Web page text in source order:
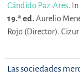
Cándido Paz-Ares. In
19.ª ed.Aurelio
Rojo (Director).
Las sociedades